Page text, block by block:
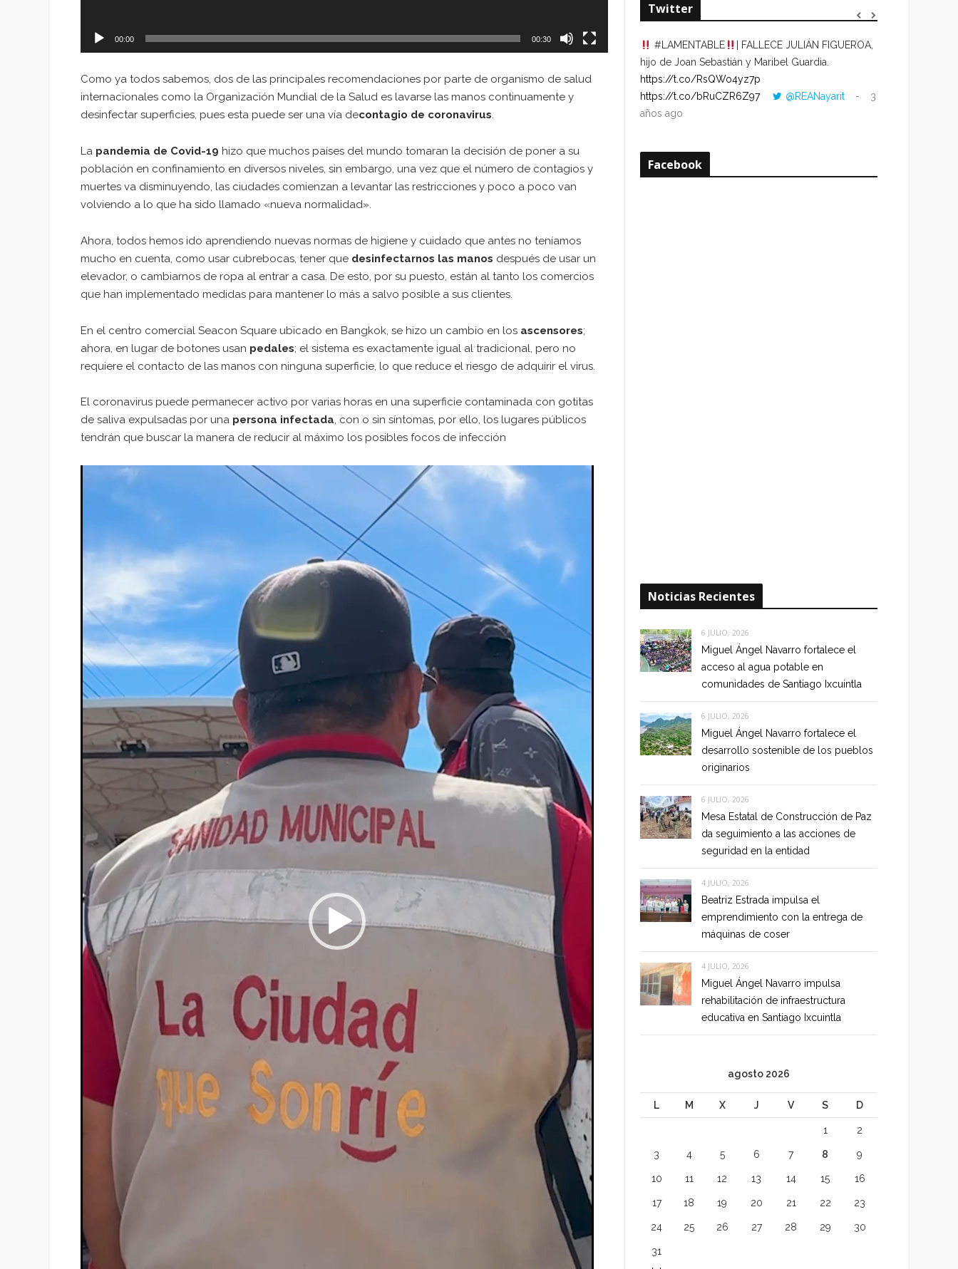
00:00 00:30
Como ya todos sabemos, dos de las principales recomendaciones por parte de organismo de salud
internacionales como la Organización Mundial de la Salud es lavarse las manos continuamente y
desinfectar superficies, pues esta puede ser una vía decontagio de coronavirus.
La pandemia de Covid-19 hizo que muchos países del mundo tomaran la decisión de poner a su
población en confinamiento en diversos niveles, sin embargo, una vez que el número de contagios y
muertes va disminuyendo, las ciudades comienzan a levantar las restricciones y poco a poco van
volviendo a lo que ha sido llamado «nueva normalidad».
Ahora, todos hemos ido aprendiendo nuevas normas de higiene y cuidado que antes no teníamos
mucho en cuenta, como usar cubrebocas, tener que desinfectarnos las manos después de usar un
elevador, o cambiarnos de ropa al entrar a casa. De esto, por su puesto, están al tanto los comercios
que han implementado medidas para mantener lo más a salvo posible a sus clientes.
En el centro comercial Seacon Square ubicado en Bangkok, se hizo un cambio en los ascensores;
ahora, en lugar de botones usan pedales; el sistema es exactamente igual al tradicional, pero no
requiere el contacto de las manos con ninguna superficie, lo que reduce el riesgo de adquirir el virus.
El coronavirus puede permanecer activo por varias horas en una superficie contaminada con gotitas
de saliva expulsadas por una persona infectada, con o sin síntomas, por ello, los lugares públicos
tendrán que buscar la manera de reducir al máximo los posibles focos de infección
Reproductor
Twitter
#LAMENTABLE
| FALLECE JULIÁN FIGUEROA,
hijo de Joan Sebastián y Maribel Guardia.
https://t.co/RsQWo4yz7p
https://t.co/bRuCZR6Z97
@REANayarit
3
años ago
Facebook
Noticias Recientes
6 JULIO, 2026
Miguel Ángel Navarro fortalece el
acceso al agua potable en
comunidades de Santiago Ixcuintla
6 JULIO, 2026
Miguel Ángel Navarro fortalece el
desarrollo sostenible de los pueblos
originarios
6 JULIO, 2026
Mesa Estatal de Construcción de Paz
da seguimiento a las acciones de
seguridad en la entidad
4 JULIO, 2026
Beatriz Estrada impulsa el
emprendimiento con la entrega de
máquinas de coser
4 JULIO, 2026
Miguel Ángel Navarro impulsa
rehabilitación de infraestructura
educativa en Santiago Ixcuintla
agosto 2026
L M X J V S D
1 2
3 4 5 6 7 8 9
10 11 12 13 14 15 16
17 18 19 20 21 22 23
24 25 26 27 28 29 30
31